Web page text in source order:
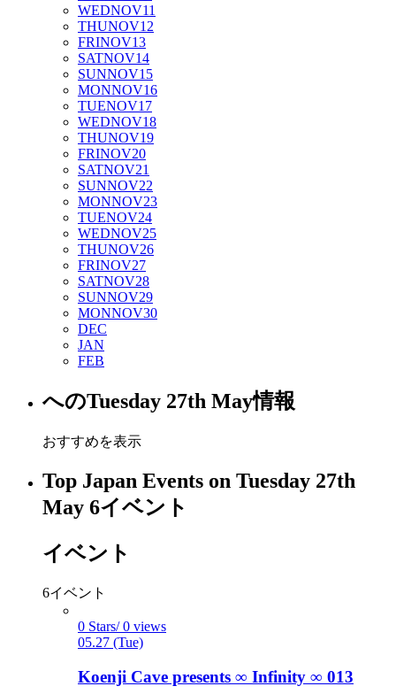
WEDNOV11
THUNOV12
FRINOV13
SATNOV14
SUNNOV15
MONNOV16
TUENOV17
WEDNOV18
THUNOV19
FRINOV20
SATNOV21
SUNNOV22
MONNOV23
TUENOV24
WEDNOV25
THUNOV26
FRINOV27
SATNOV28
SUNNOV29
MONNOV30
DEC
JAN
FEB
へのTuesday 27th May情報
おすすめを表示
Top Japan Events on Tuesday 27th
May 6イベント
イベント
6イベント
0 Stars/ 0 views
05.27 (Tue)
Koenji Cave presents ∞ Infinity ∞ 013